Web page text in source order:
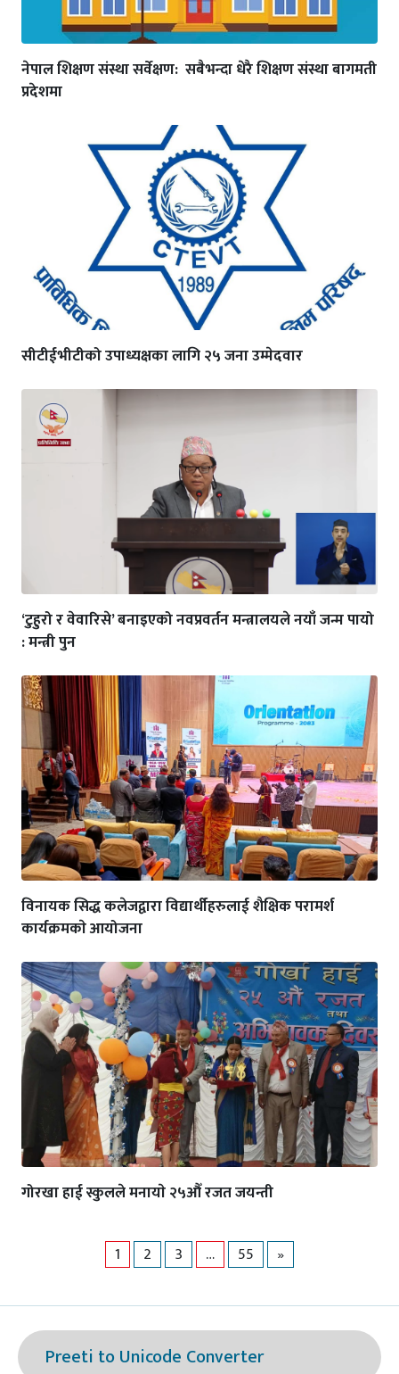
नेपाल शिक्षण संस्था सर्वेक्षण: सबैभन्दा धेरै शिक्षण संस्था बागमती
प्रदेशमा
सीटीईभीटीको उपाध्यक्षका लागि २५ जना उम्मेदवार
‘टुहुरो र वेवारिसे’ बनाइएको नवप्रवर्तन मन्त्रालयले नयाँ जन्म पायो
: मन्त्री पुन
विनायक सिद्ध कलेजद्वारा विद्यार्थीहरुलाई शैक्षिक परामर्श
कार्यक्रमकाे आयोजना
गोरखा हाई स्कुलले मनायाे २५औँ रजत जयन्ती
1 2 3 … 55 »
Preeti to Unicode Converter